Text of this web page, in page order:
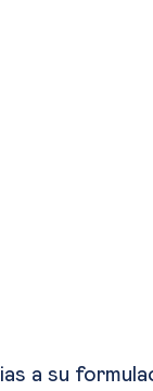
a su